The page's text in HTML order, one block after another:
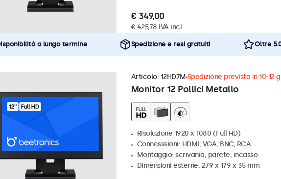
€ 349,00
€ 425,78 IVA incl.
a lungo termine Spedizione e resi gratuiti Oltre
Monitor 12 Pollici Metallo
Articolo: 12HD7M Spedizione prevista in 10-12
Risoluzione 1920 x 1080 (Full HD)
Connesssioni: HDMI, VGA, BNC, RCA
Montaggio: scrivania, parete, incasso
Dimensioni esterne: 279 x 179 x 35 mm